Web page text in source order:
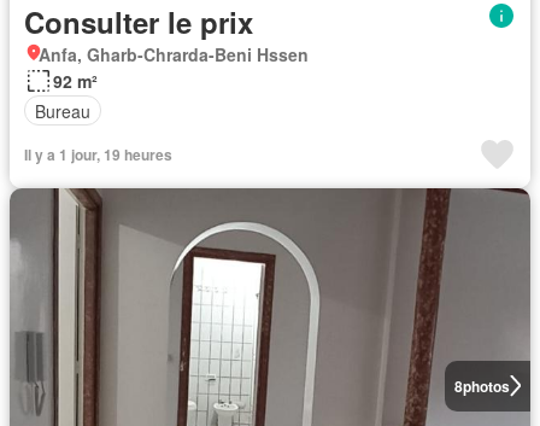
Consulter le prix
Anfa, Gharb-Chrarda-Beni Hssen
92 m²
Bureau
Il y a 1 jour, 19 heures
8photos